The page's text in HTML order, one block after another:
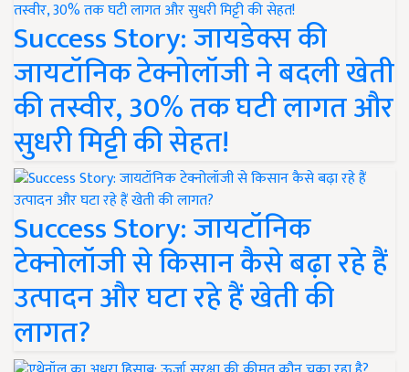
Success Story: जायडेक्स की
जायटॉनिक टेक्नोलॉजी ने बदली खेती
की तस्वीर, 30% तक घटी लागत और
सुधरी मिट्टी की सेहत!
Success Story: जायटॉनिक
टेक्नोलॉजी से किसान कैसे बढ़ा रहे हैं
उत्पादन और घटा रहे हैं खेती की
लागत?